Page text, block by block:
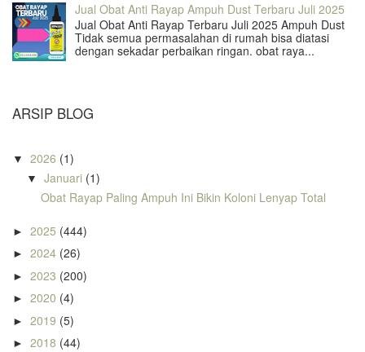
Jual Obat Anti Rayap Ampuh Dust Terbaru Juli 2025
Jual Obat Anti Rayap Terbaru Juli 2025 Ampuh Dust
Tidak semua permasalahan di rumah bisa diatasi
dengan sekadar perbaikan ringan. obat raya...
ARSIP BLOG
▼ 2026 (1)
▼ Januari (1)
Obat Rayap Paling Ampuh Ini Bikin Koloni Lenyap Total
► 2025 (444)
► 2024 (26)
► 2023 (200)
► 2020 (4)
► 2019 (5)
► 2018 (44)